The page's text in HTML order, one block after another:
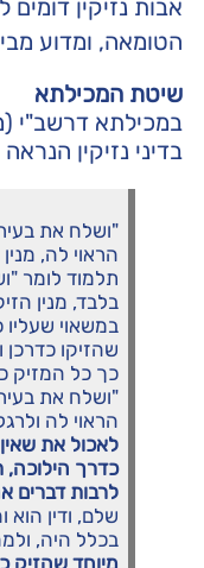
אבות נזיקין
הטומאה, ומדוע
שיטת המכילתא
במכילתא דרשב"י
בדיני נזיקין
"ושלח את
הראוי לה,
תלמוד לומר
בלבד, מנין
במשאוי שעליו
שהזיקו כדרכן
כך כל המזיק
"ושלח את
הראוי לה
לאכול את
כדרך
לרבות דברים
שלם, ודין
בכלל היה,
מיוחד שהזיק